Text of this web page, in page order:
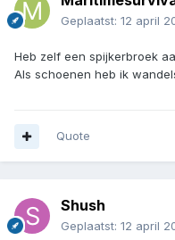
Geplaatst: 12 april
Heb zelf een spijkerbroek
Als schoenen heb ik
Quote
Shush
Geplaatst: 12 april